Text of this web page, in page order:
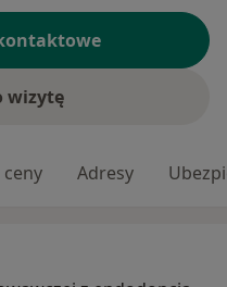
wizytę
ceny Adresy